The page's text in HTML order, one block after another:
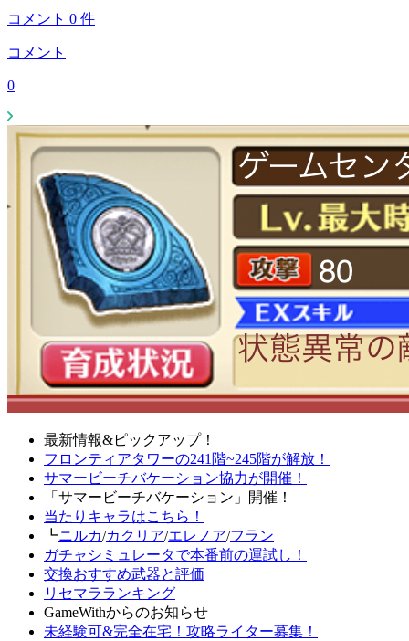
コメント 0 件
コメント
0
最新情報&ピックアップ！
フロンティアタワーの241階~245階が解放！
サマービーチバケーション協力が開催！
「サマービーチバケーション」開催！
当たりキャラはこちら！
┗ニルカ/カクリア/エレノア/フラン
ガチャシミュレータで本番前の運試し！
交換おすすめ武器と評価
リセマラランキング
GameWithからのお知らせ
未経験可&完全在宅！攻略ライター募集！